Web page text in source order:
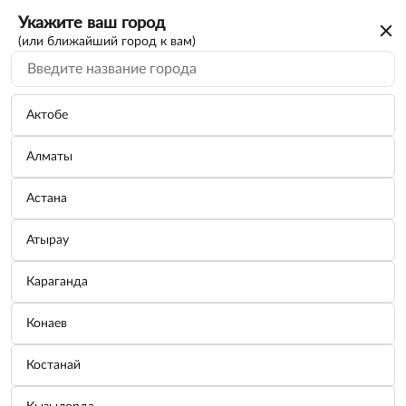
Укажите ваш город
(или ближайший город к вам)
Актобе
Алматы
Астана
Атырау
Караганда
Конаев
Костанай
Воронка D=120 мм, неразборная с
сеточкой
Бренд:DOLLEX